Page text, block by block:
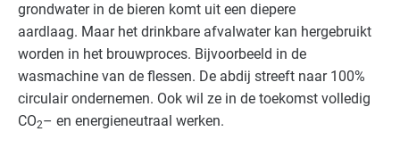
grondwater in de bieren komt uit een diepere
aardlaag. Maar het drinkbare afvalwater kan hergebruikt
worden in het brouwproces. Bijvoorbeeld in de
wasmachine van de flessen. De abdij streeft naar 100%
circulair ondernemen. Ook wil ze in de toekomst volledig
CO2– en energieneutraal werken.